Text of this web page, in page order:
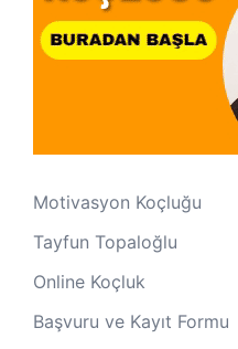
Motivasyon Koçluğu
Tayfun Topaloğlu
Online Koçluk
Başvuru ve Kayıt Formu